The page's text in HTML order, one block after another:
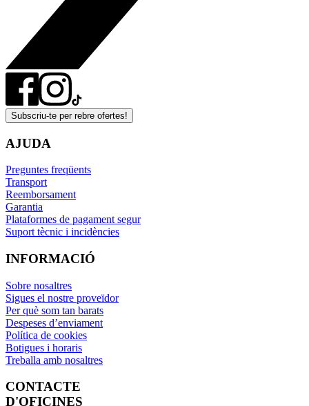
Subscriu-te per rebre ofertes!
AJUDA
Preguntes freqüents
Transport
Reemborsament
Garantia
Plataformes de pagament segur
Suport tècnic i incidències
INFORMACIÓ
Sobre nosaltres
Sigues el nostre proveïdor
Per què som tan barats
Despeses d’enviament
Política de cookies
Botigues i horaris
Treballa amb nosaltres
CONTACTE
D'OFICINES